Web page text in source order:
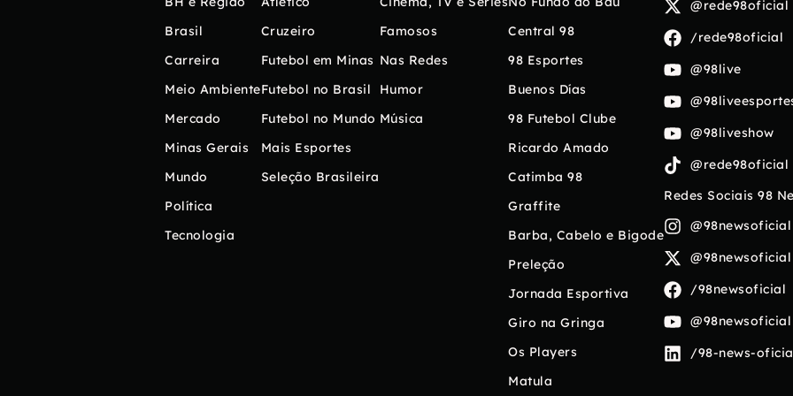
Brasil
Carreira
Meio Ambiente
Mercado
Minas Gerais
Mundo
Política
Tecnologia
Cruzeiro
Futebol em Minas
Futebol no Brasil
Futebol no Mundo
Mais Esportes
Seleção Brasileira
Famosos
Nas Redes
Humor
Música
Central 98
98 Esportes
Buenos Días
98 Futebol Clube
Ricardo Amado
Catimba 98
Graffite
Barba, Cabelo e Bigode
Preleção
Jornada Esportiva
Giro na Gringa
Os Players
Matula
@rede98oficial
/rede98oficial
@98live
@98liveshow
@rede98oficial
Redes Sociais 98
@98newsoficial
@98newsoficial
/98newsoficial
@98newsoficial
/98-news-